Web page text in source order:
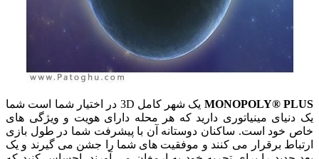
MONOPOLY® PLUS
یک شهر کامل 3D در اختیار شما است شما
یک دنیای مینیاتوری دارید که هر محله دارای هویت و ویژگی های
خاص خود است. ساکنان دوستانه آن با پیشرفت شما در طول بازی
ارتباط برقرار می کنند و موفقیت های شما را جشن می گیرند و یک